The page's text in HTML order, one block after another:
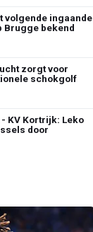
volgende ingaande
Brugge bekend
zorgt voor
schokgolf
KV Kortrijk: Leko
door